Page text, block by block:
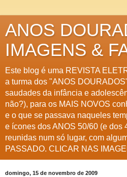
ANOS
IMAGENS &
Este blog é uma REVISTA
a turma dos "ANOS
saudades da infância e
não?), para os MAIS NOVOS
e o que se passava naqueles
e ícones dos ANOS 50/60 (e dos
reunidas num só lugar, com
PASSADO. CLICAR NAS
domingo, 15 de novembro de 2009